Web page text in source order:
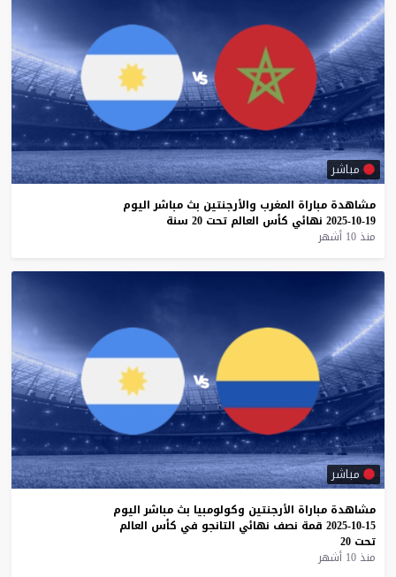
مباشر
مشاهدة مباراة المغرب والأرجنتين بث مباشر اليوم
19-10-2025
نهائي كأس العالم تحت 20 سنة
منذ 10 أشهر
مباشر
مشاهدة مباراة الأرجنتين وكولومبيا بث مباشر اليوم
15-10-2025
قمة نصف نهائي التانجو في كأس العالم
تحت 20
منذ 10 أشهر